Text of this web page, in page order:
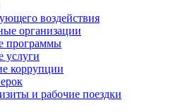
воздействия
организации
программы
услуги
коррупции
и рабочие поездки